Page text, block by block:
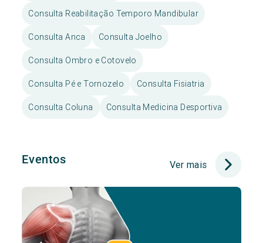
Consulta Reabilitação Temporo Mandibular
Consulta Anca Consulta Joelho
Consulta Ombro e Cotovelo
Consulta Pé e Tornozelo Consulta Fisiatria
Consulta Coluna Consulta Medicina Desportiva
Eventos Ver mais